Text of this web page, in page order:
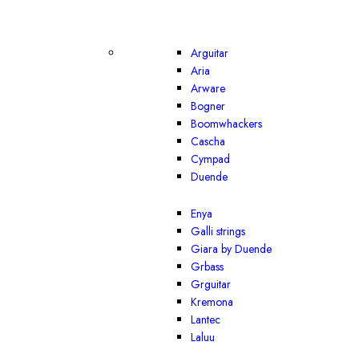
Arguitar
Aria
Arware
Bogner
Boomwhackers
Cascha
Cympad
Duende
Enya
Galli strings
Giara by Duende
Grbass
Grguitar
Kremona
Lantec
Laluu